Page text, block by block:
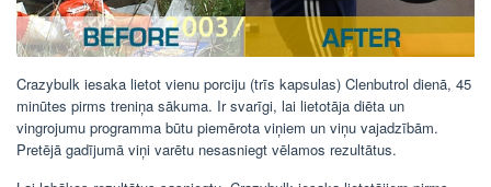
Crazybulk iesaka lietot vienu porciju (trīs kapsulas) Clenbutrol dienā, 45
minūtes pirms treniņa sākuma. Ir svarīgi, lai lietotāja diēta un
vingrojumu programma būtu piemērota viņiem un viņu vajadzībām.
Pretējā gadījumā viņi varētu nesasniegt vēlamos rezultātus.